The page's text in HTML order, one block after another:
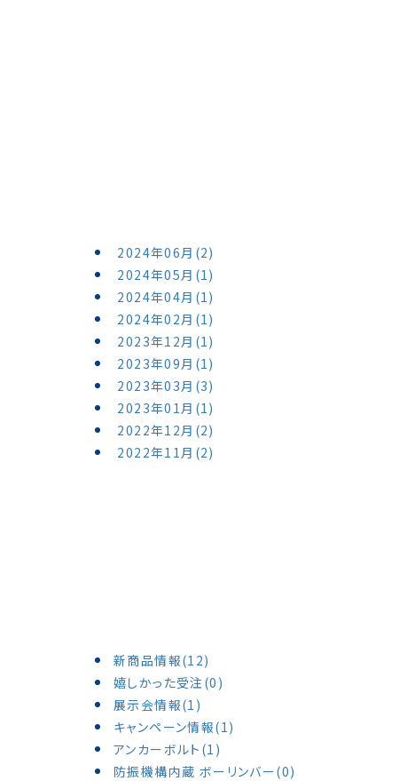
2024年06月(2)
2024年05月(1)
2024年04月(1)
2024年02月(1)
2023年12月(1)
2023年09月(1)
2023年03月(3)
2023年01月(1)
2022年12月(2)
2022年11月(2)
新商品情報(12)
嬉しかった受注(0)
展示会情報(1)
キャンペーン情報(1)
アンカーボルト(1)
防振機構内蔵 ボーリンバー(0)